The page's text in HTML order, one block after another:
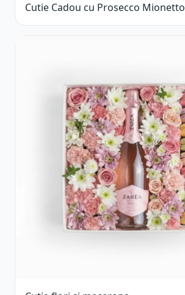
Cutie Cadou cu Prosecco Mionetto
Ferrero Rocher și Flori Pastelate